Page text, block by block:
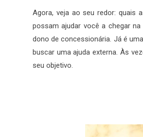
Agora, veja ao seu redor: quais
possam ajudar você a chegar
dono de concessionária. Já é
buscar uma ajuda externa. Às
seu objetivo.